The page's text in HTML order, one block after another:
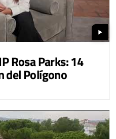
play_arrow
Rosa Parks: 14
del Polígono